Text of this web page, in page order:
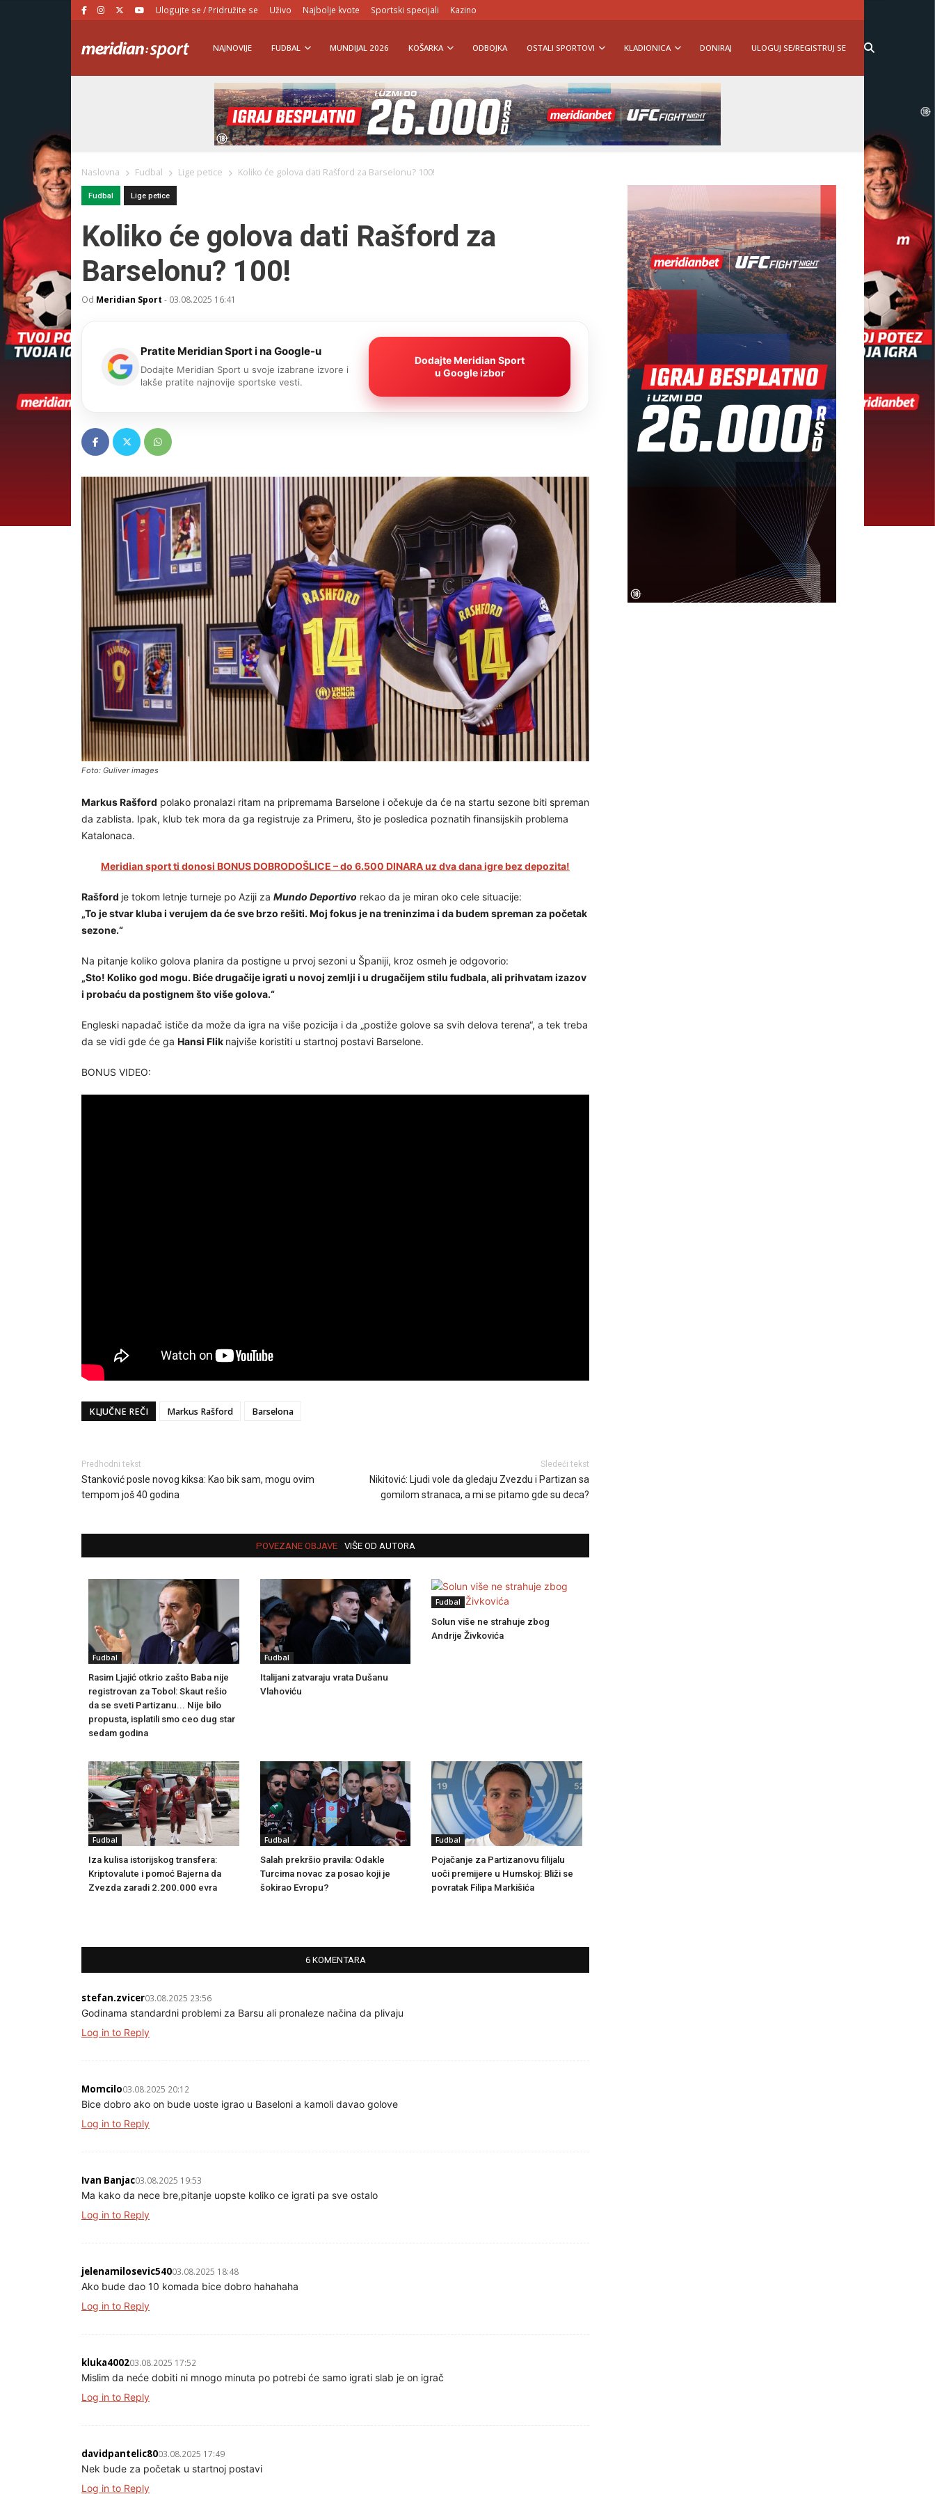
Ulogujte se / Pridružite se Uživo Najbolje kvote Sportski specijali Kazino
NAJNOVIJE FUDBAL MUNDIJAL 2026 KOŠARKA ODBOJKA OSTALI SPORTOVI KLADIONICA DONIRAJ ULOGUJ SE/REGISTRUJ SE
Naslovna Fudbal Lige petice Koliko će golova dati Rašford za Barselonu? 100!
Fudbal Lige petice
Koliko će golova dati Rašford za
Barselonu? 100!
Od Meridian Sport - 03.08.2025 16:41
Pratite Meridian Sport i na Google-u
Dodajte Meridian Sport u svoje izabrane izvore i
lakše pratite najnovije sportske vesti.
Dodajte Meridian Sport
u Google izbor
Foto: Guliver images
Markus Rašford polako pronalazi ritam na pripremama Barselone i očekuje da će na startu sezone biti spreman
da zablista. Ipak, klub tek mora da ga registruje za Primeru, što je posledica poznatih finansijskih problema
Katalonaca.
Meridian sport ti donosi BONUS DOBRODOŠLICE – do 6.500 DINARA uz dva dana igre bez depozita!
Rašford je tokom letnje turneje po Aziji za Mundo Deportivo rekao da je miran oko cele situacije:
„To je stvar kluba i verujem da će sve brzo rešiti. Moj fokus je na treninzima i da budem spreman za početak
sezone.“
Na pitanje koliko golova planira da postigne u prvoj sezoni u Španiji, kroz osmeh je odgovorio:
„Sto! Koliko god mogu. Biće drugačije igrati u novoj zemlji i u drugačijem stilu fudbala, ali prihvatam izazov
i probaću da postignem što više golova.“
Engleski napadač ističe da može da igra na više pozicija i da „postiže golove sa svih delova terena“, a tek treba
da se vidi gde će ga Hansi Flik najviše koristiti u startnoj postavi Barselone.
BONUS VIDEO:
KLJUČNE REČI Markus Rašford Barselona
Predhodni tekst
Stanković posle novog kiksa: Kao bik sam, mogu ovim
tempom još 40 godina
Sledeći tekst
Nikitović: Ljudi vole da gledaju Zvezdu i Partizan sa
gomilom stranaca, a mi se pitamo gde su deca?
POVEZANE OBJAVE VIŠE OD AUTORA
Fudbal
Rasim Ljajić otkrio zašto Baba nije
registrovan za Tobol: Skaut rešio
da se sveti Partizanu... Nije bilo
propusta, isplatili smo ceo dug star
sedam godina
Fudbal
Italijani zatvaraju vrata Dušanu
Vlahoviću
Fudbal
Solun više ne strahuje zbog
Andrije Živkovića
Fudbal
Iza kulisa istorijskog transfera:
Kriptovalute i pomoć Bajerna da
Zvezda zaradi 2.200.000 evra
Fudbal
Salah prekršio pravila: Odakle
Turcima novac za posao koji je
šokirao Evropu?
Fudbal
Pojačanje za Partizanovu filijalu
uoči premijere u Humskoj: Bliži se
povratak Filipa Markišića
6 KOMENTARA
stefan.zvicer03.08.2025 23:56
Godinama standardni problemi za Barsu ali pronaleze načina da plivaju
Log in to Reply
Momcilo03.08.2025 20:12
Bice dobro ako on bude uoste igrao u Baseloni a kamoli davao golove
Log in to Reply
Ivan Banjac03.08.2025 19:53
Ma kako da nece bre,pitanje uopste koliko ce igrati pa sve ostalo
Log in to Reply
jelenamilosevic54003.08.2025 18:48
Ako bude dao 10 komada bice dobro hahahaha
Log in to Reply
kluka400203.08.2025 17:52
Mislim da neće dobiti ni mnogo minuta po potrebi će samo igrati slab je on igrač
Log in to Reply
davidpantelic8003.08.2025 17:49
Nek bude za početak u startnoj postavi
Log in to Reply